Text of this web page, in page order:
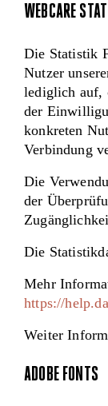
WEBCARE
Die Statistik
Nutzer
lediglich auf,
der
konkreten
Verbindung
Die
der
Die
Mehr
https://
Weiter
ADOBE FONTS